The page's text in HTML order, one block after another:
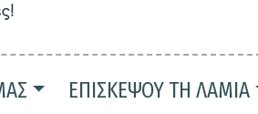
ΕΠΙΣΚΕΨΟΥ ΤΗ ΛΑΜΙΑ